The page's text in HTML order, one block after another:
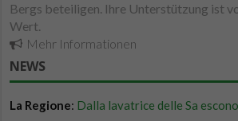
Bergs beteiligen. Ihre Unterstützung ist
Wert.
Mehr Informationen
NEWS